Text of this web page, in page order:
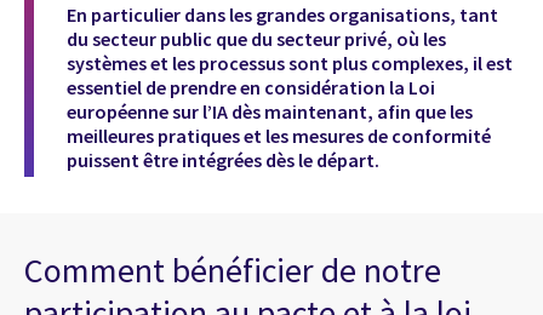
En particulier dans les grandes organisations, tant
du secteur public que du secteur privé, où les
systèmes et les processus sont plus complexes, il est
essentiel de prendre en considération la Loi
européenne sur l’IA dès maintenant, afin que les
meilleures pratiques et les mesures de conformité
puissent être intégrées dès le départ.
Comment bénéficier de notre